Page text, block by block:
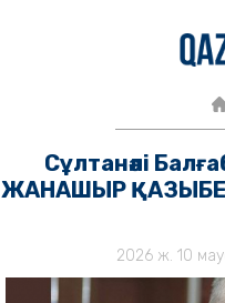
Сұлтанәлі
ЖАНАШЫР
2026 ж. 10